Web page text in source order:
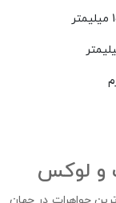
و لوکس
جواهرات در جهان